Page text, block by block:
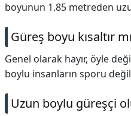
boyunun 1.85 metreden
Güreş boyu kısaltır
Genel olarak hayır, öyle
boylu insanların sporu
Uzun boylu güreşçi